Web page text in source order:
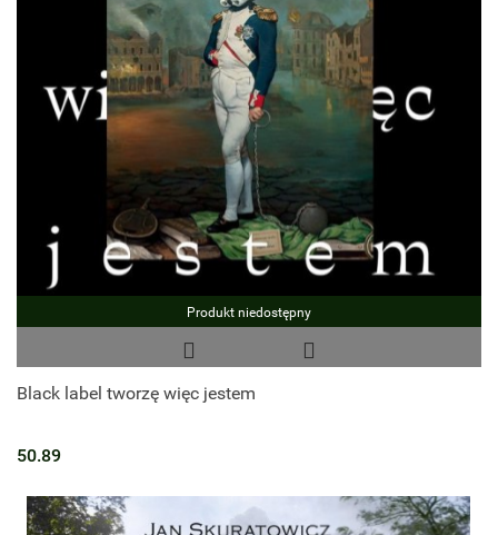
Produkt niedostępny
Black label tworzę więc jestem
50.89